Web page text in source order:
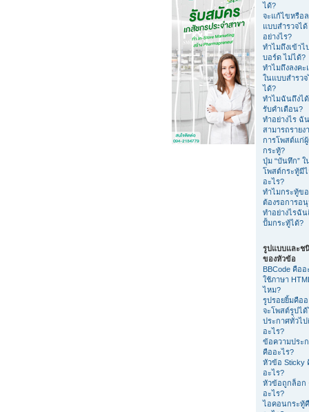
ได้?
จะแก้ไขหรือ
แบบสำรวจได้
อย่างไร?
ทำไมถึงเข้าไ
บอร์ด ไม่ได้?
ทำไมถึงลงค
ในแบบสำรวจ
ได้?
ทำไมฉันถึงได้
รับคำเตือน?
ทำอย่างไร ฉั
สามารถรายง
การโพสต์แก่
กระทู้?
ปุ่ม “บันทึก” ใ
โพสต์กระทู้มี
อะไร?
ทำไมกระทู้ข
ต้องรอการอ
ทำอย่างไรฉัน
ปั้มกระทู้ได้?
รูปแบบและช
ของหัวข้อ
BBCode คืออ
ใช้ภาษา
ไหม?
รูปรอยยิ้มคืออ
จะโพสต์รูปไ
ประกาศทั่วไ
อะไร?
ข้อความประ
คืออะไร?
หัวข้อ Sticky
อะไร?
หัวข้อถูกล็อก
อะไร?
ไอคอนกระทู้